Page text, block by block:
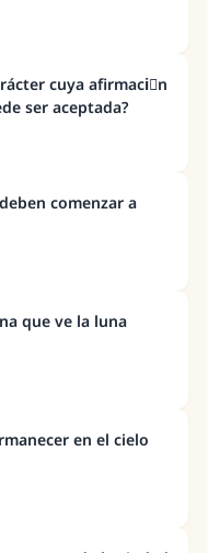
ser aceptada?
comenzar a
que ve la luna
salvó un
ayuda a
otros a hacer el